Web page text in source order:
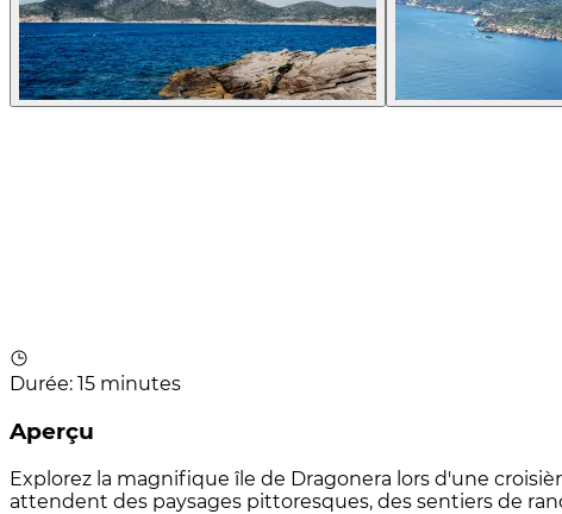
Durée: 15 minutes
Aperçu
Explorez la magnifique île de Dragonera lors d'une
attendent des paysages pittoresques, des sentiers de